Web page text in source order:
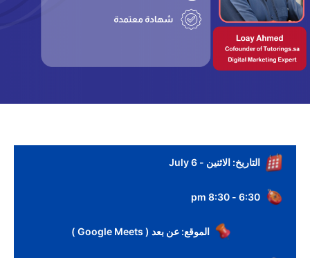
التاريخ: الاثنين - July 6
6:30 - 8:30 pm
الموقع: عن بعد ( Google Meets )